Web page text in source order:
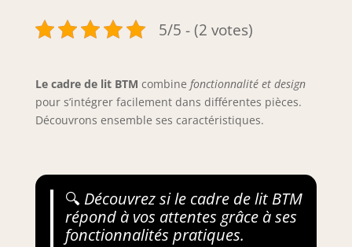
5/5 - (2 votes)
Le cadre de lit BTM combine fonctionnalité et design
pour s’intégrer facilement dans différentes pièces.
Découvrons ensemble ses caractéristiques.
🔍 Découvrez si le cadre de lit BTM
répond à vos attentes grâce à ses
fonctionnalités pratiques.